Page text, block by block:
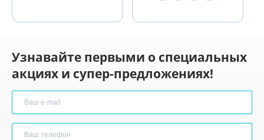
Узнавайте первыми о специальных
акциях и супер-предложениях!